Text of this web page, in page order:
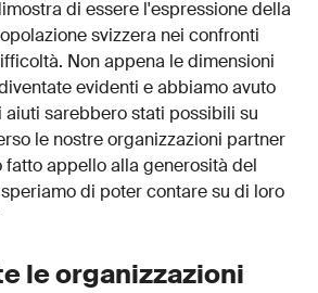
di essere l'espressione della
svizzera nei confronti
Non appena le dimensioni
evidenti e abbiamo avuto
aiuti sarebbero stati possibili su
le nostre organizzazioni partner
fatto appello alla generosità del
di poter contare su di loro
le organizzazioni